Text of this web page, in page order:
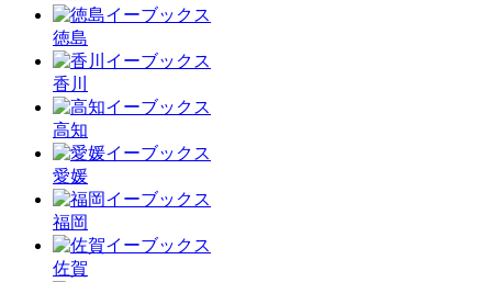
徳島
香川
高知
愛媛
福岡
佐賀